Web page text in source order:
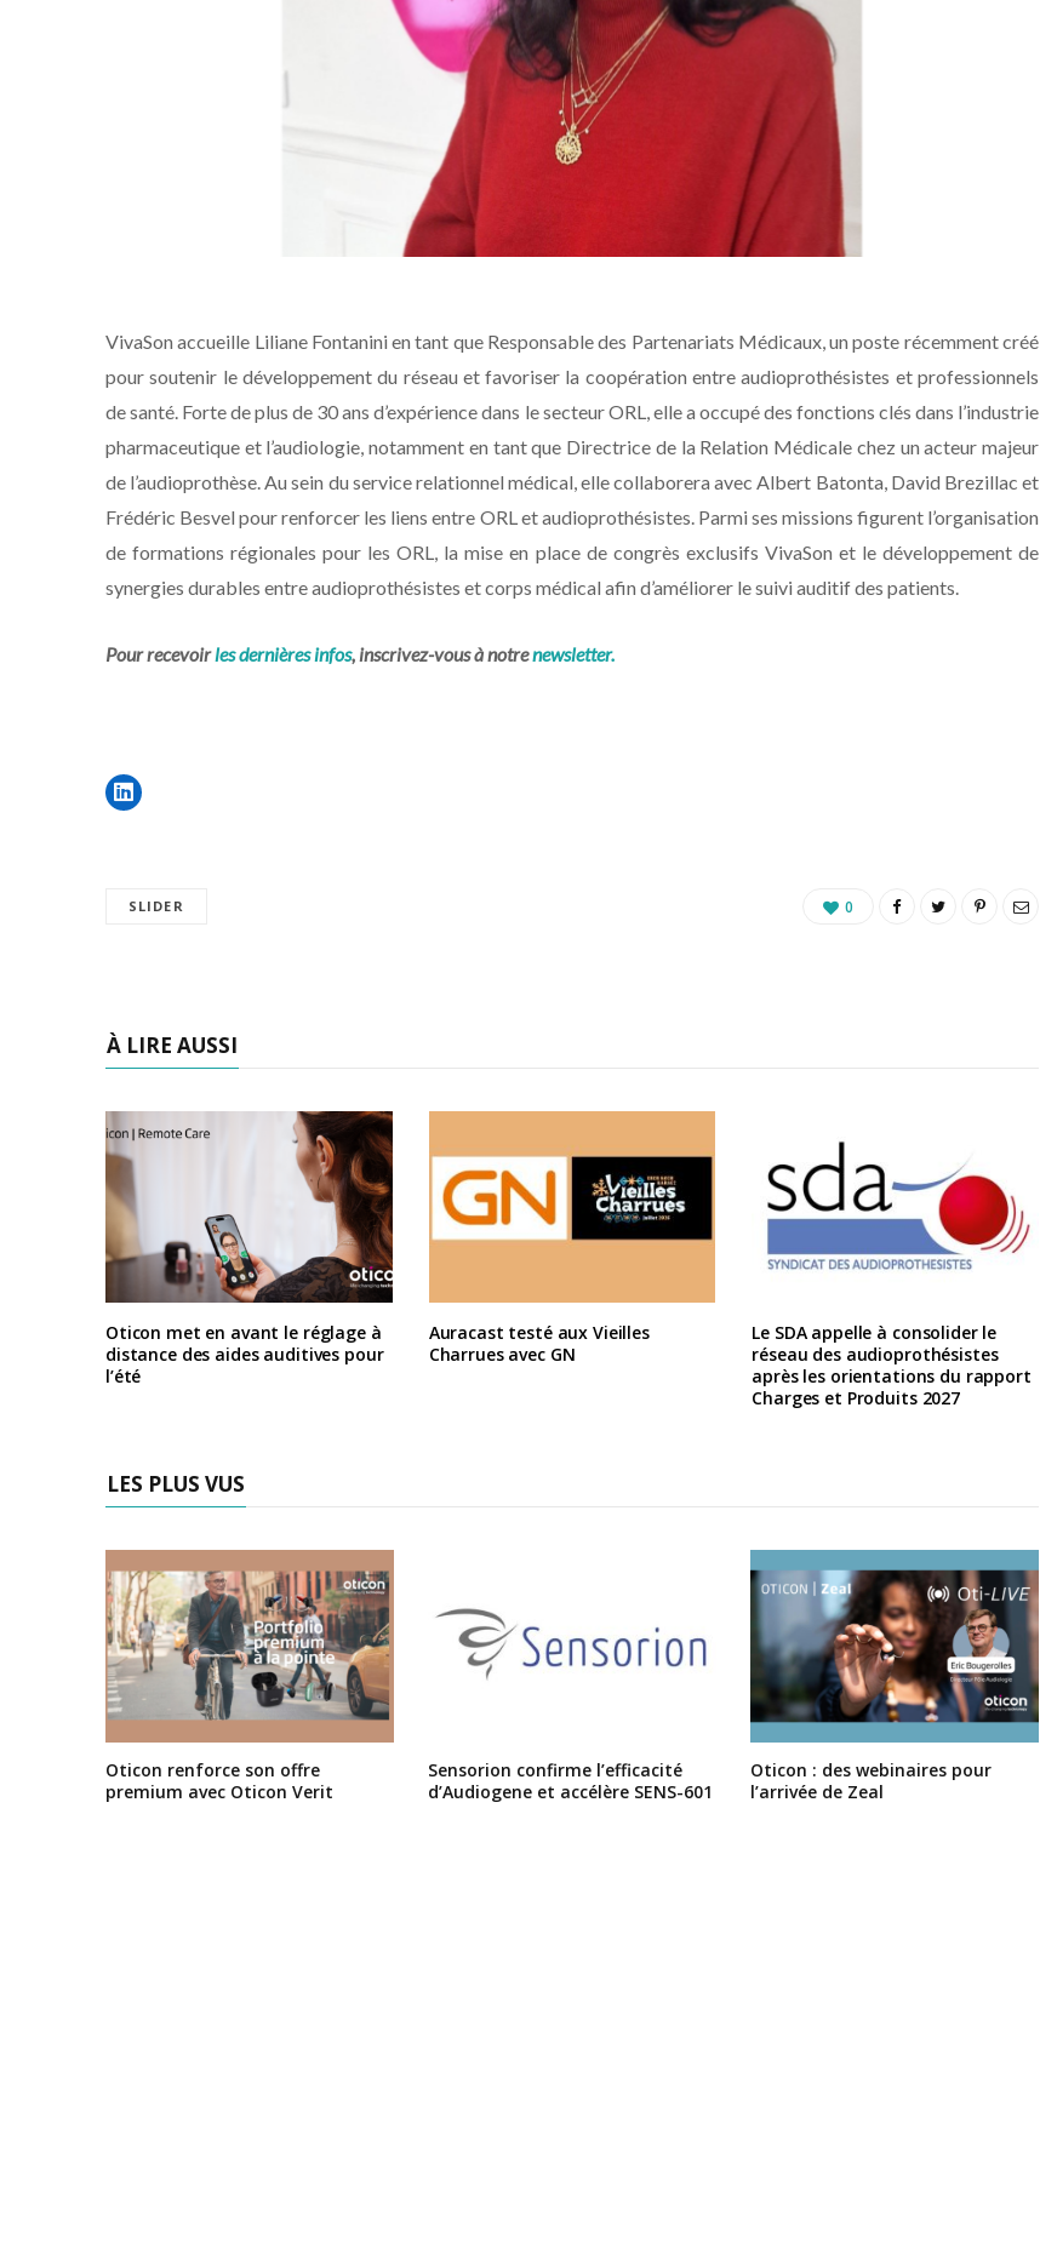
VivaSon accueille Liliane Fontanini en tant que Responsable des Partenariats Médicaux, un poste récemment créé
pour soutenir le développement du réseau et favoriser la coopération entre audioprothésistes et professionnels
de santé. Forte de plus de 30 ans d’expérience dans le secteur ORL, elle a occupé des fonctions clés dans l’industrie
pharmaceutique et l’audiologie, notamment en tant que Directrice de la Relation Médicale chez un acteur majeur
de l’audioprothèse. Au sein du service relationnel médical, elle collaborera avec Albert Batonta, David Brezillac et
Frédéric Besvel pour renforcer les liens entre ORL et audioprothésistes. Parmi ses missions figurent l’organisation
de formations régionales pour les ORL, la mise en place de congrès exclusifs VivaSon et le développement de
synergies durables entre audioprothésistes et corps médical afin d’améliorer le suivi auditif des patients.
Pour recevoirles dernières infos, inscrivez-vous à notrenewsletter.
SLIDER 0
À LIRE AUSSI
Oticon met en avant le réglage à
distance des aides auditives pour
l’été
Auracast testé aux Vieilles
Charrues avec GN
Le SDA appelle à consolider le
réseau des audioprothésistes
après les orientations du rapport
Charges et Produits 2027
LES PLUS VUS
Oticon renforce son offre
premium avec Oticon Verit
Sensorion confirme l’efficacité
d’Audiogene et accélère SENS-601
Oticon : des webinaires pour
l’arrivée de Zeal